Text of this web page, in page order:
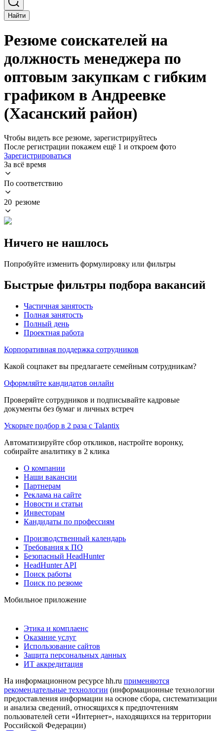
Найти
Резюме соискателей на
должность менеджера по
оптовым закупкам с гибким
графиком в Андреевке
(Хасанский район)
Чтобы видеть все резюме, зарегистрируйтесь
После регистрации покажем ещё 1 и откроем фото
Зарегистрироваться
За всё время
По соответствию
20 резюме
Ничего не нашлось
Попробуйте изменить формулировку или фильтры
Быстрые фильтры подбора вакансий
Частичная занятость
Полная занятость
Полный день
Проектная работа
Корпоративная поддержка сотрудников
Какой соцпакет вы предлагаете семейным сотрудникам?
Оформляйте кандидатов онлайн
Проверяйте сотрудников и подписывайте кадровые
документы без бумаг и личных встреч
Ускорьте подбор в 2 раза с Talantix
Автоматизируйте сбор откликов, настройте воронку,
собирайте аналитику в 2 клика
О компании
Наши вакансии
Партнерам
Реклама на сайте
Новости и статьи
Инвесторам
Кандидаты по профессиям
Производственный календарь
Требования к ПО
Безопасный HeadHunter
HeadHunter API
Поиск работы
Поиск по резюме
Мобильное приложение
Этика и комплаенс
Оказание услуг
Использование сайтов
Защита персональных данных
ИТ аккредитация
На информационном ресурсе hh.ru применяются
рекомендательные технологии (информационные технологии
предоставления информации на основе сбора, систематизации
и анализа сведений, относящихся к предпочтениям
пользователей сети «Интернет», находящихся на территории
Российской Федерации)